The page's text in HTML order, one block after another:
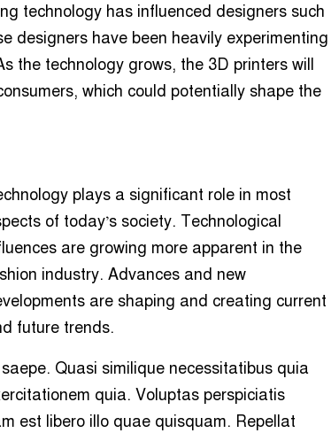
technology has influenced designers such
designers have been heavily experimenting
the technology grows, the 3D printers will
which could potentially shape the
plays a significant role in most
of today’s society. Technological
are growing more apparent in the
industry. Advances and new
are shaping and creating current
future trends.
saepe. Quasi similique necessitatibus quia
quia. Voluptas perspiciatis
est libero illo quae quisquam. Repellat